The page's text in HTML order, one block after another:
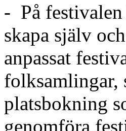
- På festivalen
skapa själv
anpassat
folksamlingar,
platsbokning
genomföra